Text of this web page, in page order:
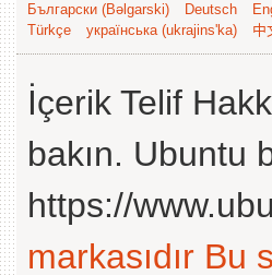
Български (Bəlgarski) Deutsch
Türkçe
українська (ukrajins'ka) 中
İçerik Telif
bakın. Ubuntu
https://
markasıdır Bu